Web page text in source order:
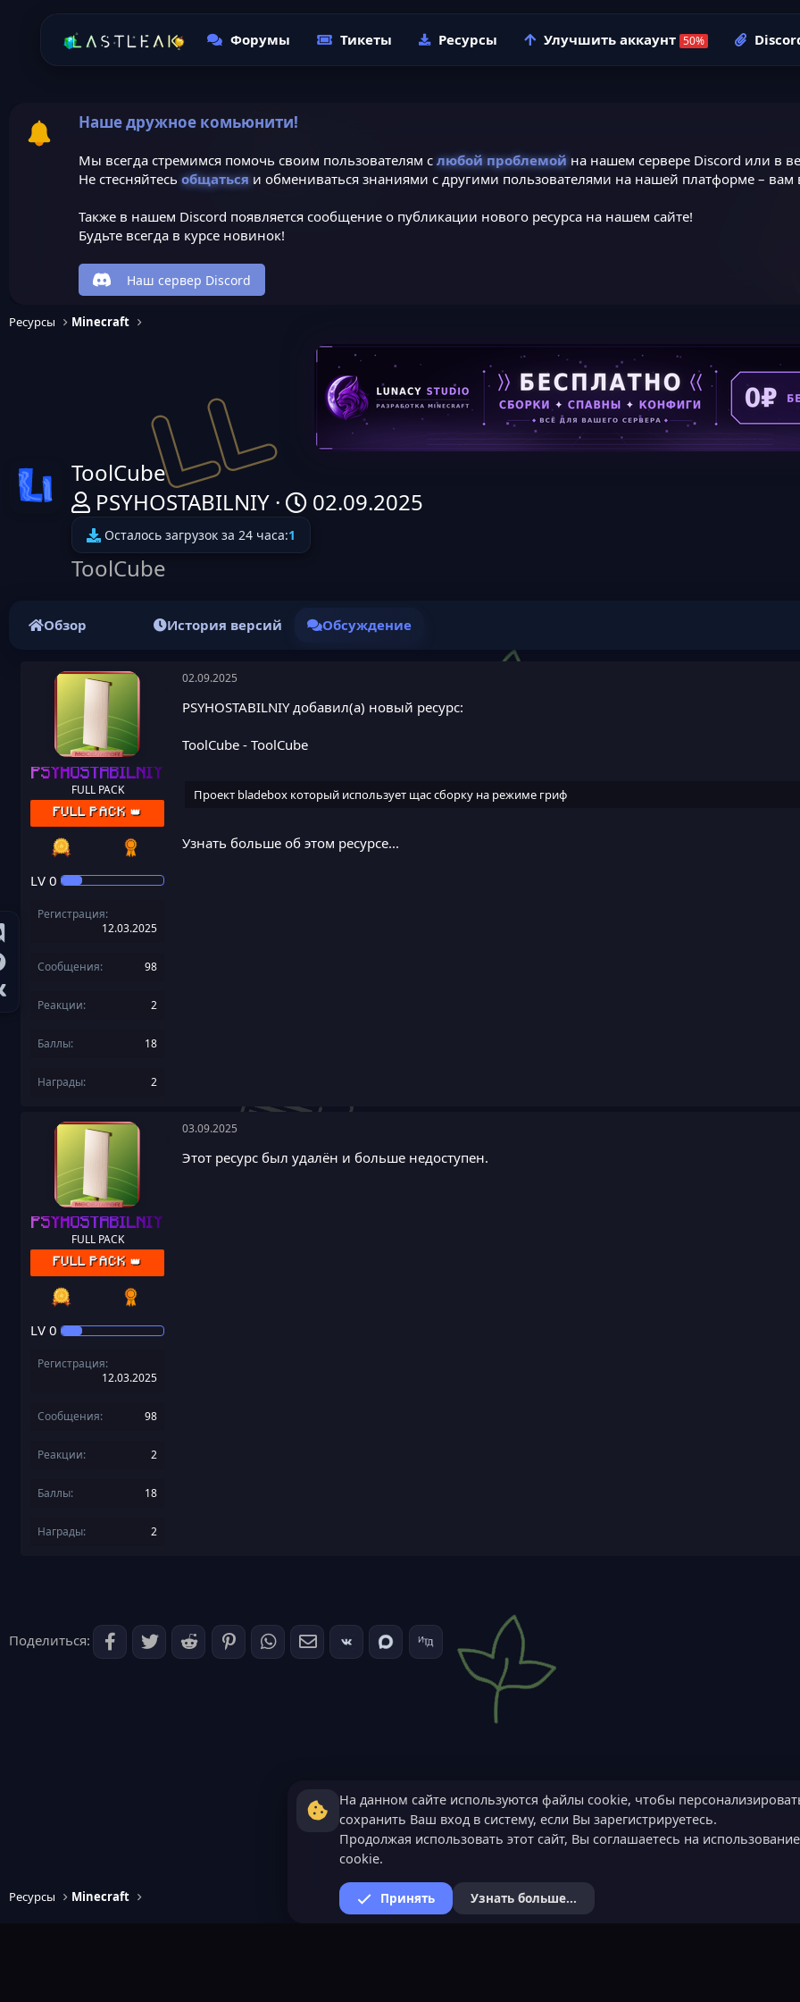
Форумы Тикеты Ресурсы Улучшить аккаунт
Наше дружное комьюнити!
Мы всегда стремимся помочь своим пользователям с любой проблемойна нашем сервере Discord или в
Не стесняйтесь общатьсяи обмениваться знаниями с другими пользователями на нашей платформе – вам
Также в нашем Discord появляется сообщение о публикации нового ресурса на нашем сайте!
Будьте всегда в курсе новинок!
Наш сервер Discord
Ресурсы Minecraft
Иконка ресурса
ToolCube
А
в
т
е
м
ы
PSYHOSTABILNIY
Д
н
а
а
02.09.2025
Осталось загрузок за 24 часа:1
ToolCube
Обзор История версий Обсуждение
PSYHOSTABILNIY
FULL PACK
FULL PACK 👑
LV 0
Регистрация
12.03.2025
Сообщения 98
Реакции 2
Баллы 18
Награды 2
02.09.2025
PSYHOSTABILNIY добавил(а) новый ресурс:
ToolCube - ToolCube
Проект bladebox который использует щас сборку на режиме гриф
Узнать больше об этом ресурсе...
PSYHOSTABILNIY
FULL PACK
FULL PACK 👑
LV 0
Регистрация
12.03.2025
Сообщения 98
Реакции 2
Баллы 18
Награды 2
03.09.2025
Этот ресурс был удалён и больше недоступен.
Поделиться:
Ресурсы Minecraft
На данном сайте используются файлы cookie, чтобы
сохранить Ваш вход в систему, если Вы зарегистрируетесь.
Продолжая использовать этот сайт, Вы соглашаетесь на
cookie.
Принять Узнать больше...